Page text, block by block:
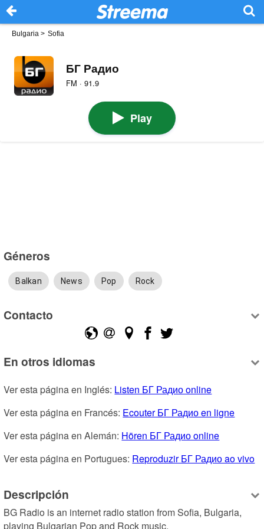
Bulgaria > Sofia
БГ Радио
FM · 91.9
Play
Géneros
Balkan News Pop Rock
Contacto
En otros idiomas
Ver esta página en Inglés: Listen БГ Радио online
Ver esta página en Francés: Ecouter БГ Радио en ligne
Ver esta página en Alemán: Hören БГ Радио online
Ver esta página en Portugues: Reproduzir БГ Радио ao vivo
Descripción
BG Radio is an internet radio station from Sofia, Bulgaria,
playing Bulgarian Pop and Rock music.